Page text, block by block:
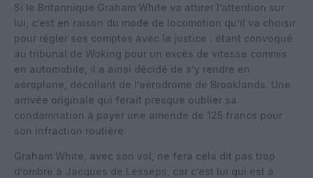
Si le Britannique Graham White va attirer l’attention sur
lui, c’est en raison du mode de locomotion qu’il va choisir
pour régler ses comptes avec la justice : étant convoqué
au tribunal de Woking pour un excès de vitesse commis
en automobile, il a ainsi décidé de s’y rendre en
aéroplane, décollant de l’aérodrome de Brooklands. Une
arrivée originale qui ferait presque oublier sa
condamnation à payer une amende de 125 francs pour
son infraction routière.
Graham White, avec son vol, ne fera cela dit pas trop
d’ombre à Jacques de Lesseps, car c’est lui qui est à